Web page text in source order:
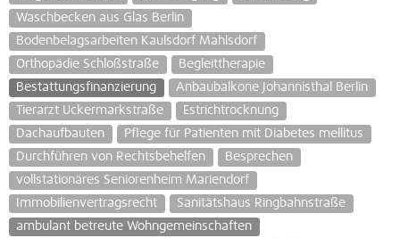
Waschbecken aus Glas Berlin
Bodenbelagsarbeiten Kaulsdorf Mahlsdorf
Orthopädie Schloßstraße
Begleittherapie
Bestattungsfinanzierung
Anbaubalkone Johannisthal Berlin
Tierarzt Uckermarkstraße
Estrichtrocknung
Dachaufbauten
Pflege für Patienten mit Diabetes mellitus
Durchführen von Rechtsbehelfen
Besprechen
vollstationäres Seniorenheim Mariendorf
Immobilienvertragsrecht
Sanitätshaus Ringbahnstraße
ambulant betreute Wohngemeinschaften